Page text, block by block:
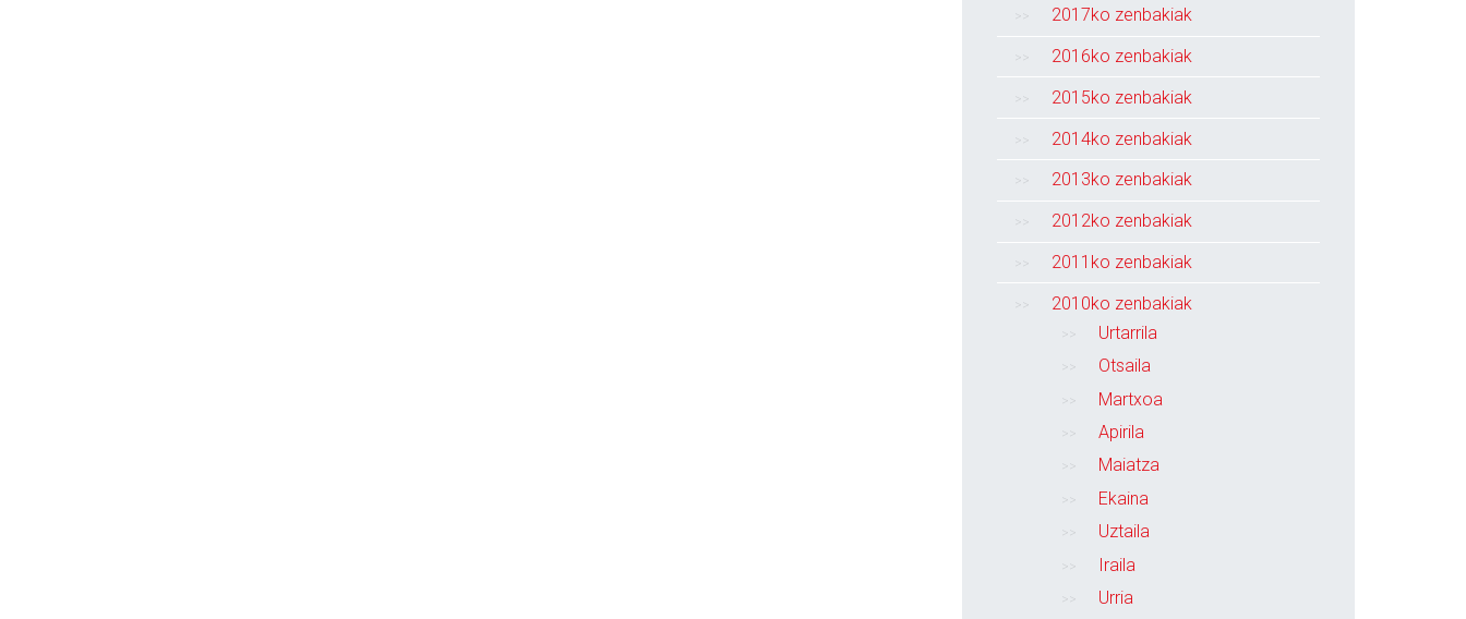
2017ko zenbakiak
2016ko zenbakiak
2015ko zenbakiak
2014ko zenbakiak
2013ko zenbakiak
2012ko zenbakiak
2011ko zenbakiak
2010ko zenbakiak
Urtarrila
Otsaila
Martxoa
Apirila
Maiatza
Ekaina
Uztaila
Iraila
Urria